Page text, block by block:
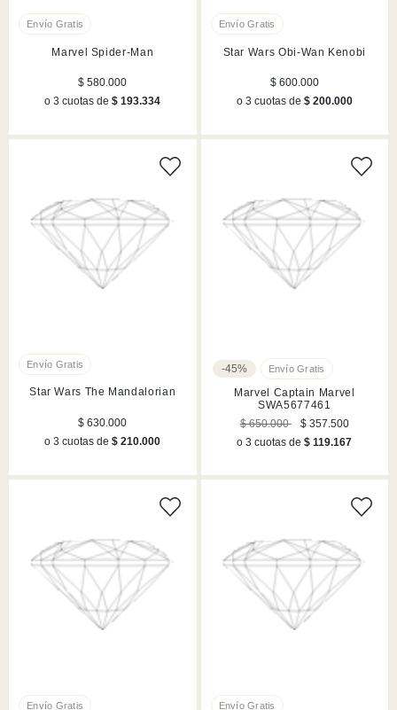
Marvel Spider-Man
$ 580.000
o 3 cuotas de$ 193.334
Star Wars Obi-Wan Kenobi
$ 600.000
o 3 cuotas de $ 200.000
Star Wars The Mandalorian
$ 630.000
o 3 cuotas de$ 210.000
-45%
Marvel Captain Marvel
SWA5677461
$ 650.000
$ 357.500
o 3 cuotas de$ 119.167